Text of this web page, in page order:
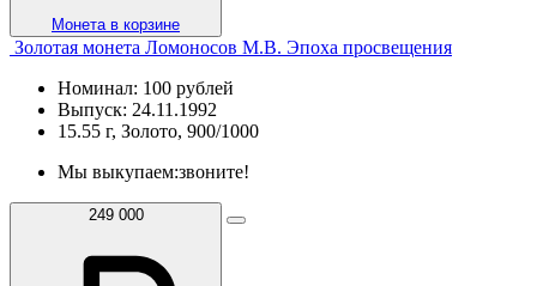
Монета в корзине
Золотая монета Ломоносов М.В. Эпоха просвещения
Номинал: 100 рублей
Выпуск: 24.11.1992
15.55 г, Золото, 900/1000
Мы выкупаем:звоните!
249 000